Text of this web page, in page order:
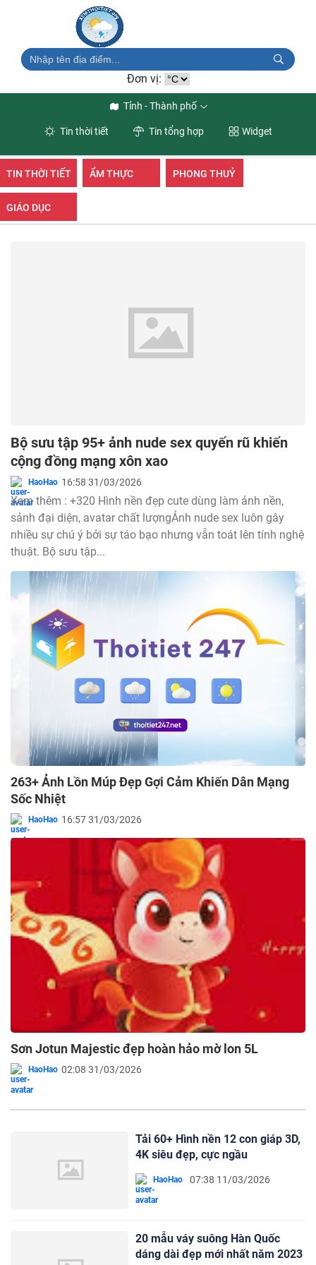
Đơn vị:
Tỉnh - Thành phố
Tin thời tiết Tin tổng hợp Widget
TIN THỜI TIẾT ẨM THỰC PHONG THUỶ
GIÁO DỤC
Bộ sưu tập 95+ ảnh nude sex quyến rũ khiến
cộng đồng mạng xôn xao
HaoHao 16:58 31/03/2026
Xem thêm : +320 Hình nền đẹp cute dùng làm ảnh nền,
sảnh đại diện, avatar chất lượngẢnh nude sex luôn gây
nhiều sự chú ý bởi sự táo bạo nhưng vẫn toát lên tính nghệ
thuật. Bộ sưu tập...
263+ Ảnh Lồn Múp Đẹp Gợi Cảm Khiến Dân Mạng
Sốc Nhiệt
HaoHao 16:57 31/03/2026
Sơn Jotun Majestic đẹp hoàn hảo mờ lon 5L
HaoHao 02:08 31/03/2026
Tải 60+ Hình nền 12 con giáp 3D,
4K siêu đẹp, cực ngầu
HaoHao 07:38 11/03/2026
20 mẫu váy suông Hàn Quốc
dáng dài đẹp mới nhất năm 2023